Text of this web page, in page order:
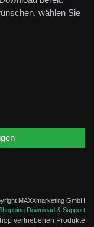
wählen Sie
MAXXmarketing GmbH
Download & Support
vertriebenen Produkte